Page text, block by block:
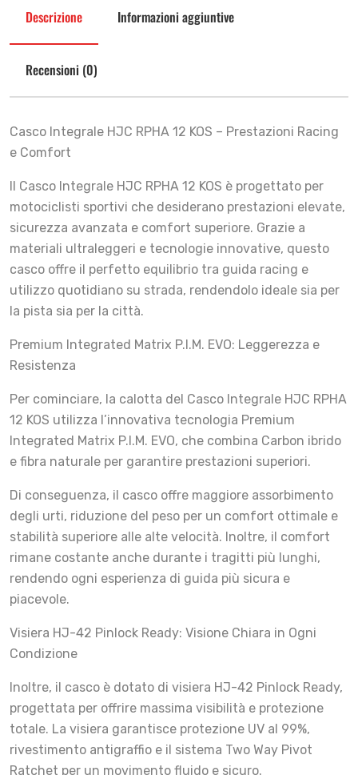
Descrizione Informazioni aggiuntive
Recensioni (0)
Casco Integrale HJC RPHA 12 KOS – Prestazioni Racing
e Comfort
Il Casco Integrale HJC RPHA 12 KOS è progettato per
motociclisti sportivi che desiderano prestazioni elevate,
sicurezza avanzata e comfort superiore. Grazie a
materiali ultraleggeri e tecnologie innovative, questo
casco offre il perfetto equilibrio tra guida racing e
utilizzo quotidiano su strada, rendendolo ideale sia per
la pista sia per la città.
Premium Integrated Matrix P.I.M. EVO: Leggerezza e
Resistenza
Per cominciare, la calotta del Casco Integrale HJC RPHA
12 KOS utilizza l’innovativa tecnologia Premium
Integrated Matrix P.I.M. EVO, che combina Carbon ibrido
e fibra naturale per garantire prestazioni superiori.
Di conseguenza, il casco offre maggiore assorbimento
degli urti, riduzione del peso per un comfort ottimale e
stabilità superiore alle alte velocità. Inoltre, il comfort
rimane costante anche durante i tragitti più lunghi,
rendendo ogni esperienza di guida più sicura e
piacevole.
Visiera HJ-42 Pinlock Ready: Visione Chiara in Ogni
Condizione
Inoltre, il casco è dotato di visiera HJ-42 Pinlock Ready,
progettata per offrire massima visibilità e protezione
totale. La visiera garantisce protezione UV al 99%,
rivestimento antigraffio e il sistema Two Way Pivot
Ratchet per un movimento fluido e sicuro.